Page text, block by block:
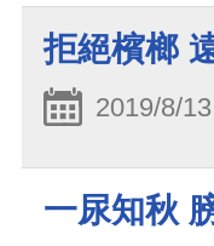
拒絕檳榔
2019/8/13
一尿知秋